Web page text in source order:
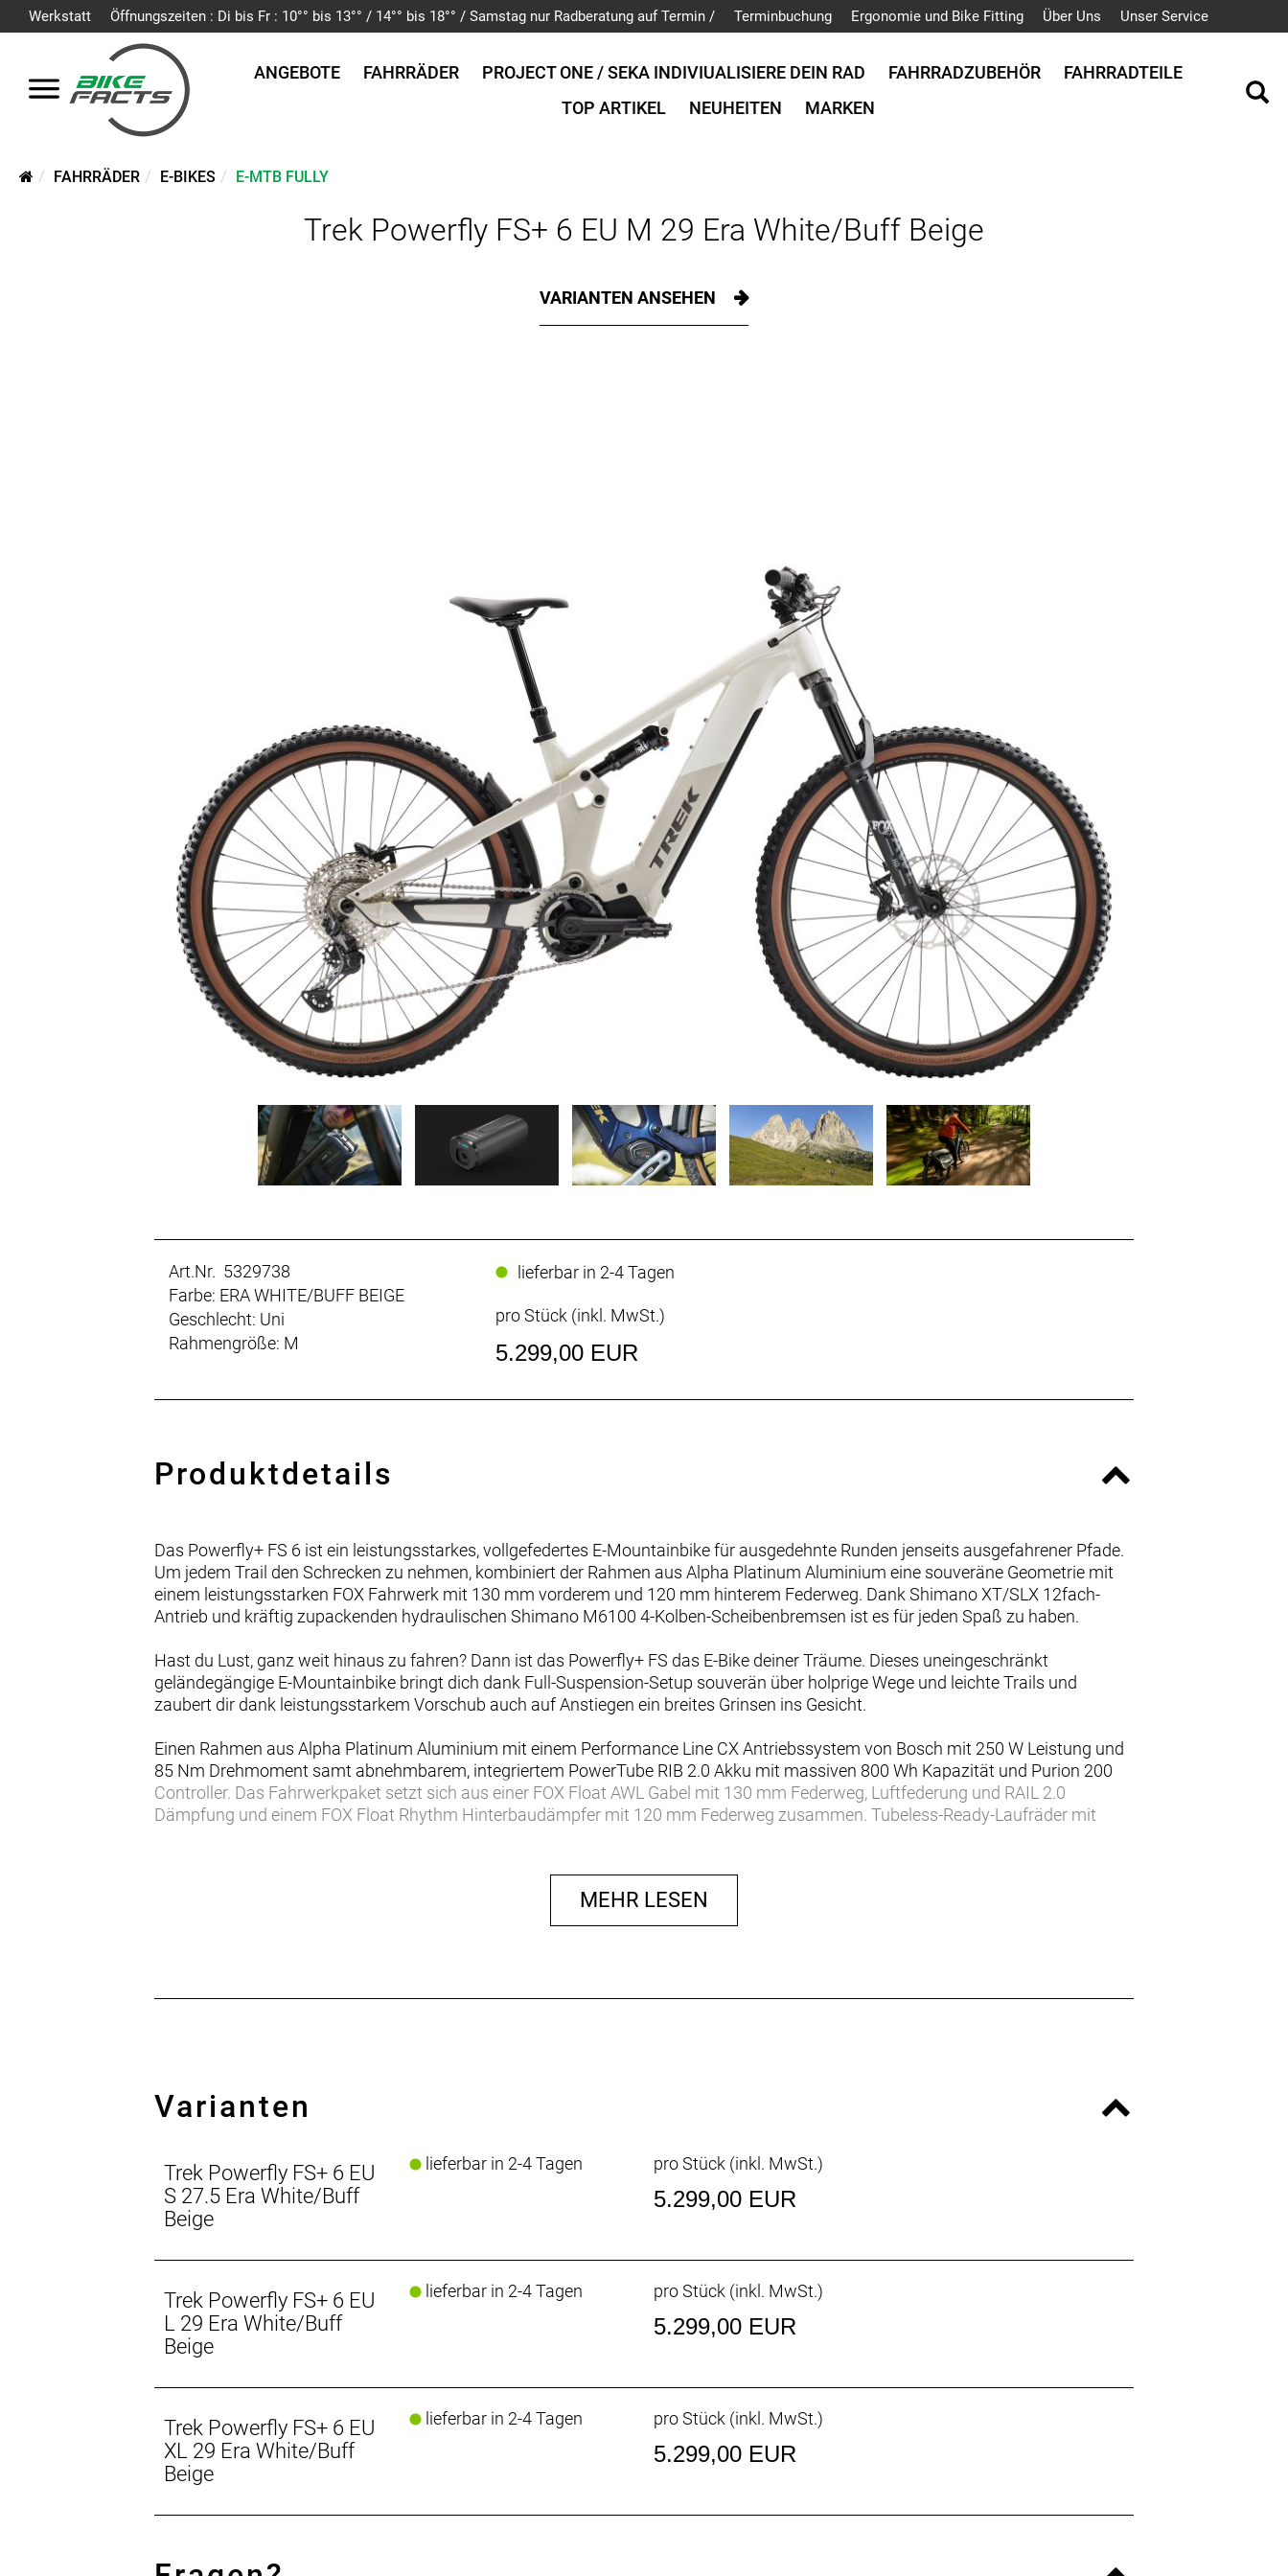
Werkstatt Öffnungszeiten : Di bis Fr : 10°° bis 13°° / 14°° bis 18°° / Samstag nur Radberatung auf Termin / Terminbuchung Ergonomie und Bike Fitting Über Uns Unser Service
ANGEBOTE FAHRRÄDER PROJECT ONE / SEKA INDIVIUALISIERE DEIN RAD FAHRRADZUBEHÖR
FAHRRADTEILE
TOP ARTIKEL
NEUHEITEN MARKEN
FAHRRÄDER E-BIKES E-MTB FULLY
Trek Powerfly FS+ 6 EU M 29 Era White/Buff Beige
VARIANTEN ANSEHEN
Art.Nr. 5329738
Farbe: ERA WHITE/BUFF BEIGE
Geschlecht: Uni
Rahmengröße: M
lieferbar in 2-4 Tagen
pro Stück (inkl. MwSt.)
5.299,00 EUR
Produktdetails
Das Powerfly+ FS 6 ist ein leistungsstarkes, vollgefedertes E-Mountainbike für ausgedehnte Runden jenseits ausgefahrener Pfade.
Um jedem Trail den Schrecken zu nehmen, kombiniert der Rahmen aus Alpha Platinum Aluminium eine souveräne Geometrie mit
einem leistungsstarken FOX Fahrwerk mit 130 mm vorderem und 120 mm hinterem Federweg. Dank Shimano XT/SLX 12fach-
Antrieb und kräftig zupackenden hydraulischen Shimano M6100 4-Kolben-Scheibenbremsen ist es für jeden Spaß zu haben.
Hast du Lust, ganz weit hinaus zu fahren? Dann ist das Powerfly+ FS das E-Bike deiner Träume. Dieses uneingeschränkt
geländegängige E-Mountainbike bringt dich dank Full-Suspension-Setup souverän über holprige Wege und leichte Trails und
zaubert dir dank leistungsstarkem Vorschub auch auf Anstiegen ein breites Grinsen ins Gesicht.
Einen Rahmen aus Alpha Platinum Aluminium mit einem Performance Line CX Antriebssystem von Bosch mit 250 W Leistung und
85 Nm Drehmoment samt abnehmbarem, integriertem PowerTube RIB 2.0 Akku mit massiven 800 Wh Kapazität und Purion 200
Controller. Das Fahrwerkpaket setzt sich aus einer FOX Float AWL Gabel mit 130 mm Federweg, Luftfederung und RAIL 2.0
Dämpfung und einem FOX Float Rhythm Hinterbaudämpfer mit 120 mm Federweg zusammen. Tubeless-Ready-Laufräder mit
Das Powerfly+ FS 6 ist ein elektrisches Mountainbike, das dich jenseits des nächsten Anstiegs bringt. Es bietet genug Federung, um
jeden Trail komfortabel und souverän zu meistern – und dank ordentlich Power bringt es dich überall dort hin, wohin du willst.
Spitzenleistung auf 750 W erhöhen.
- Einerseits lässt sich der 600-Wh-Standardakku auf einen Akku mit 800 Wh Kapazität aufrüsten, andererseits ist das Bike mit
Neuer RIB 2.0
Der überarbeitete herausnehmbare, integrierte Akku (RIB 2.0) lässt sich zum bequemeren Laden oder Reisen noch einfacher
entnehmen, während eine zusätzliche Sicherung das Herausfallen des entriegelten Akkus verhindert.
Du willst noch weiter fahren? Ergänze dein Powerfly für noch epischere Abenteuer mit einem 250 Wh starken PowerMore
Zusatzakku.
Der Bosch Performance Line CX Motor stellt standardmäßig 85 Nm Drehmoment bereit. Mithilfe der Bosch eBike Flow App kann
dieses aber auf 100 Nm und die Leistung auf 750 Watt erhöht werden. Das neue Bosch CX E-System ist jetzt noch leichter, leiser
und leistungsstärker und unterstützt dich auf deinen herausforderndsten Abenteuern mit natürlichem Vortrieb.
Leicht, leise, leistungsstark: Upgrade auf 120 Nm möglic
dieses aber auf 120 Nm und die Leistung auf 750 Watt erhöht werden. Das neue Bosch CX E-System ist jetzt noch leichter, leiser
MEHR LESEN
Varianten
Trek Powerfly FS+ 6 EU
S 27.5 Era White/Buff
Beige
lieferbar in 2-4 Tagen pro Stück (inkl. MwSt.)
5.299,00 EUR
Trek Powerfly FS+ 6 EU
L 29 Era White/Buff
Beige
lieferbar in 2-4 Tagen pro Stück (inkl. MwSt.)
5.299,00 EUR
Trek Powerfly FS+ 6 EU
XL 29 Era White/Buff
Beige
lieferbar in 2-4 Tagen pro Stück (inkl. MwSt.)
5.299,00 EUR